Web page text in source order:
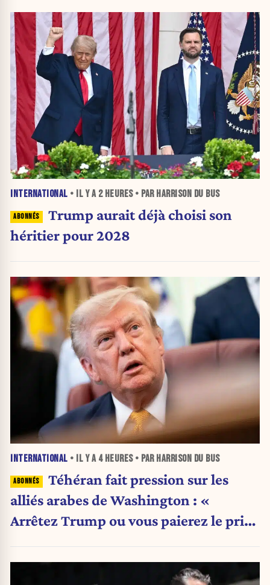
INTERNATIONAL • IL Y A 2 HEURES• PAR HARRISON DU BUS
Trump aurait déjà choisi son
héritier pour 2028
INTERNATIONAL • IL Y A 4 HEURES• PAR HARRISON DU BUS
Téhéran fait pression sur les
alliés arabes de Washington : «
Arrêtez Trump ou vous paierez le prix